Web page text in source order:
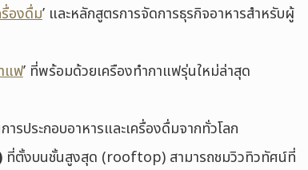
รื่องดื่ม’ และหลักสูตรการจัดการธุรกิจอาหารสำหรับผู้
แฟ’ ที่พร้อมด้วยเครืองทำกาแฟรุ่นใหม่ล่าสุด
ประกอบอาหารและเครื่องดื่มจากทั่วโลก
ที่ตั้งบนชั้นสูงสุด (rooftop) สามารถชมวิวทิวทัศน์ที่